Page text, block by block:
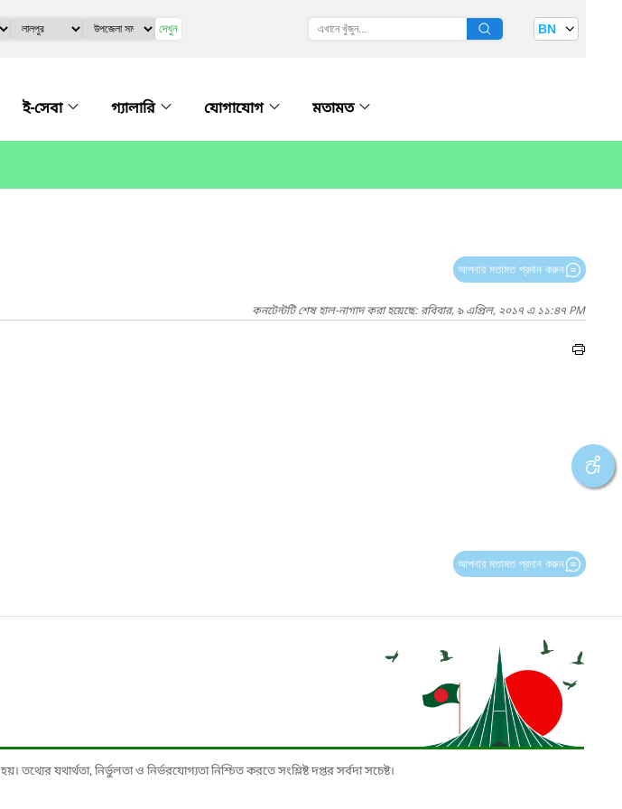
দেখুন BN
ই-সেবা গ্যালারি যোগাযোগ মতামত
আপনার মতামত প্রদান করুন
কনটেন্টটি শেষ হাল-নাগাদ করা হয়েছে: রবিবার, ৯ এপ্রিল, ২০১৭ এ ১১:৪৭ PM
আপনার মতামত প্রদান করুন
যথার্থতা, নির্ভুলতা ও নির্ভরযোগ্যতা নিশ্চিত করতে সংশ্লিষ্ট দপ্তর সর্বদা সচেষ্ট।